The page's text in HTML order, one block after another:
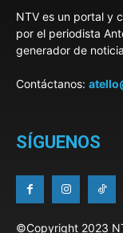
NTV es un portal y
por el periodista
generador de
Contáctanos:
SÍGUENOS
©Copyright 2023